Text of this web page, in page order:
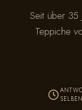
Seit über 35
Teppiche